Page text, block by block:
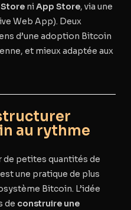
Store niApp Store, via une
Web App). Deux
d’une adoption Bitcoin
et mieux adaptée aux
au rythme
de petites quantités de
une pratique de plus
Bitcoin. L’idée
de construire une